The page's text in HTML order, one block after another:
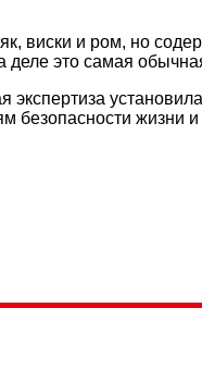
виски и ром, но
деле это самая
экспертиза
безопасности жизни